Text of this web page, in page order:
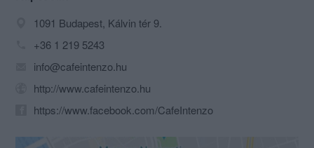
hogy éttermünk nem csak a környéken
Ennek köszönhetően a Trip Advisor
weboldalon a vendégek által értékelt,
hozzávetőleg 2300 budapesti étterem
közül a Café Intenzo folyamatosan a
1091 Budapest, Kálvin tér 9.
+36 1 219 5243
info@cafeintenzo.hu
http://www.cafeintenzo.hu
https://www.facebook.com/CafeIntenzo